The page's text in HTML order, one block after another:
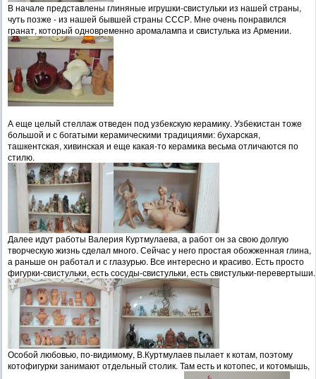
В начале представлены глиняные игрушки-свистульки из нашей страны,
чуть позже - из нашей бывшей страны СССР. Мне очень понравился
гранат, который одновременно аромалампа и свистулька из Армении.
А еще целый стеллаж отведен под узбекскую керамику. Узбекистан тоже
большой и с богатыми керамическими традициями: бухарская,
ташкентская, хивинская и еще какая-то керамика весьма отличаются по
стилю.
Далее идут работы Валерия Куртмулаева, а работ он за свою долгую
творческую жизнь сделал много. Сейчас у него простая обожженная глина,
а раньше он работал и с глазурью. Все интересно и красиво. Есть просто
фигурки-свистульки, есть сосуды-свистульки, есть свистульки-перевертыши.
Особой любовью, по-видимому, В.Куртмулаев пылает к котам, поэтому
котофигурки занимают отдельный столик. Там есть и котопес, и котомышь,